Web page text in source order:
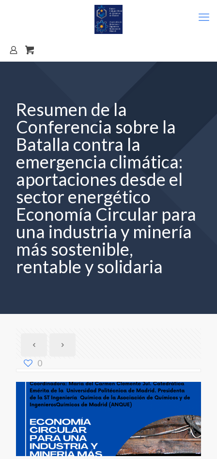
Resumen de la
Conferencia sobre la
Batalla contra la
emergencia climática:
aportaciones desde el
sector energético
Economía Circular para
una industria y minería
más sostenible,
rentable y solidaria
0